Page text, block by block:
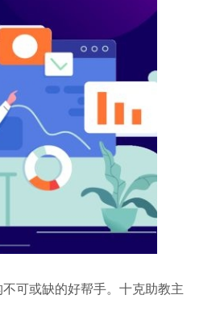
可或缺的好帮手。十克助教主